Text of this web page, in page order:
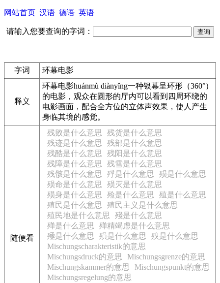
网站首页 汉语 德语 英语
请输入您要查询的字词：
字词 环幕电影
释义
环幕电影huánmù diànyǐng一种银幕呈环形（360°）
的电影，观众在圆形的厅内可以看到四周环绕的
电影画面，配合全方位的立体声效果，使人产生
身临其境的感觉。
随便看
残败是什么意思
残货是什么意思
残迹是什么意思
残部是什么意思
残酷是什么意思
残阳是什么意思
残障是什么意思
残雪是什么意思
残骸是什么意思
殍是什么意思
殒是什么意思
殒命是什么意思
殒灭是什么意思
殒身是什么意思
殓是什么意思
殖是什么意思
殖民是什么意思
殖民主义是什么意思
殖民地是什么意思
殘是什么意思
殚是什么意思
殚精竭虑是什么意思
殛是什么意思
殞是什么意思
殠是什么意思
Mischungscharakteristik的意思
Mischungsdruck的意思
Mischungsgrenze的意思
Mischungskammer的意思
Mischungspunkt的意思
Mischungsregelung的意思